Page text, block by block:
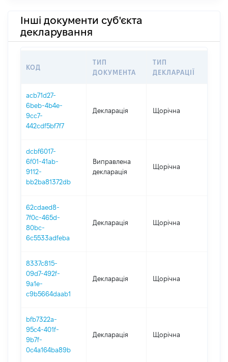
Інші документи суб'єкта
декларування
КОД
ТИП
ДОКУМЕНТА
ТИП
ДЕКЛАРАЦІЇ
acb71d27-
6beb-4b4e-
9cc7-
442cdf5bf7f7
Декларація Щорічна
dcbf6017-
6f01-41ab-
9112-
bb2ba81372db
Виправлена
декларація
Щорічна
62cdaed8-
7f0c-465d-
80bc-
6c5533adfeba
Декларація Щорічна
8337c815-
09d7-492f-
9a1e-
c9b5664daab1
Декларація Щорічна
bfb7322a-
95c4-401f-
9b7f-
0c4a164ba89b
Декларація Щорічна